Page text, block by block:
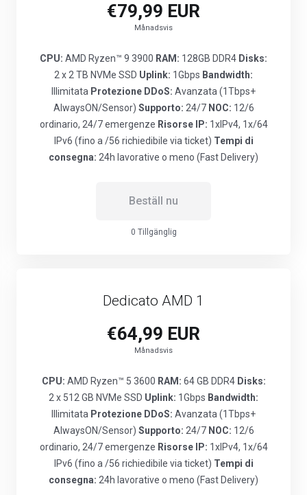
€79,99 EUR
Månadsvis
CPU: AMD Ryzen™ 9 3900 RAM: 128GB DDR4 Disks:
2 x 2 TB NVMe SSD Uplink: 1Gbps Bandwidth:
Illimitata Protezione DDoS: Avanzata (1Tbps+
AlwaysON/Sensor) Supporto: 24/7 NOC: 12/6
ordinario, 24/7 emergenze Risorse IP: 1xIPv4, 1x/64
IPv6 (fino a /56 richiedibile via ticket) Tempi di
consegna: 24h lavorative o meno (Fast Delivery)
Beställ nu
0 Tillgänglig
Dedicato AMD 1
€64,99 EUR
Månadsvis
CPU: AMD Ryzen™ 5 3600 RAM: 64 GB DDR4 Disks:
2 x 512 GB NVMe SSD Uplink: 1Gbps Bandwidth:
Illimitata Protezione DDoS: Avanzata (1Tbps+
AlwaysON/Sensor) Supporto: 24/7 NOC: 12/6
ordinario, 24/7 emergenze Risorse IP: 1xIPv4, 1x/64
IPv6 (fino a /56 richiedibile via ticket) Tempi di
consegna: 24h lavorative o meno (Fast Delivery)